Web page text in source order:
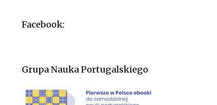
Facebook:
Grupa Nauka Portugalskiego